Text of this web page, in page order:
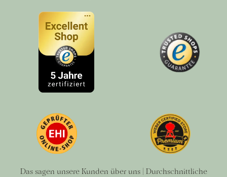
Das sagen unsere Kunden über uns | Durchschnittliche